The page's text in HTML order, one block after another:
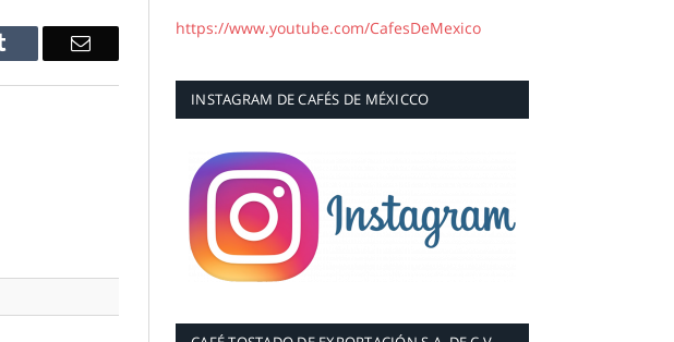
Tumblr Email
https://www.youtube.com/CafesDeMexico
INSTAGRAM DE CAFÉS DE MÉXICCO